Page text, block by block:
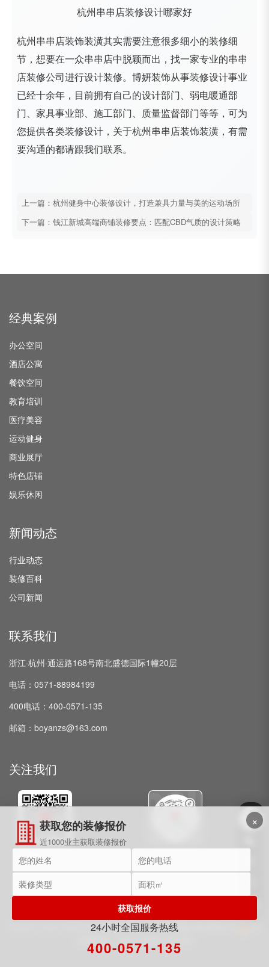
杭州串串店装修设计哪家好
杭州串串店装饰装潢其实需要注意很多细小的装修细
节，想要在一众串串店中脱颖而出，找一家专业的串串
店装修公司进行设计装修。博妍装饰从事装修设计事业
已经十余年，目前拥有自己的设计部门、弱电暖通部
门、家具事业部、施工部门、质量监督部门等等，可为
您提供各类装修设计，关于杭州串串店装饰装潢，有需
要沟通的都请跟我们联系。
上一篇：杭州健身中心装修设计，打造兼具力量与美的运动场所
下一篇：钱江新城高端商铺装修要点：匹配CBD气质的设计策略
经典案例
办公空间
酒店公寓
餐饮空间
教育培训
医疗美容
运动健身
商业展厅
特色店铺
娱乐休闲
新闻动态
行业动态
装修百科
公司新闻
联系我们
浙江·杭州·通运路168号南北盛德国际1幢20层
电话：0571-88984199
400电话：400-0571-135
邮箱：boyanzs@163.com
关注我们
微信公众号 抖音
@2009-2025 博妍装饰 保留所有权利。浙ICP备15018091号
获取您的装修报价
近1000业主获取装修报价
获取报价
24小时全国服务热线
400-0571-135
×